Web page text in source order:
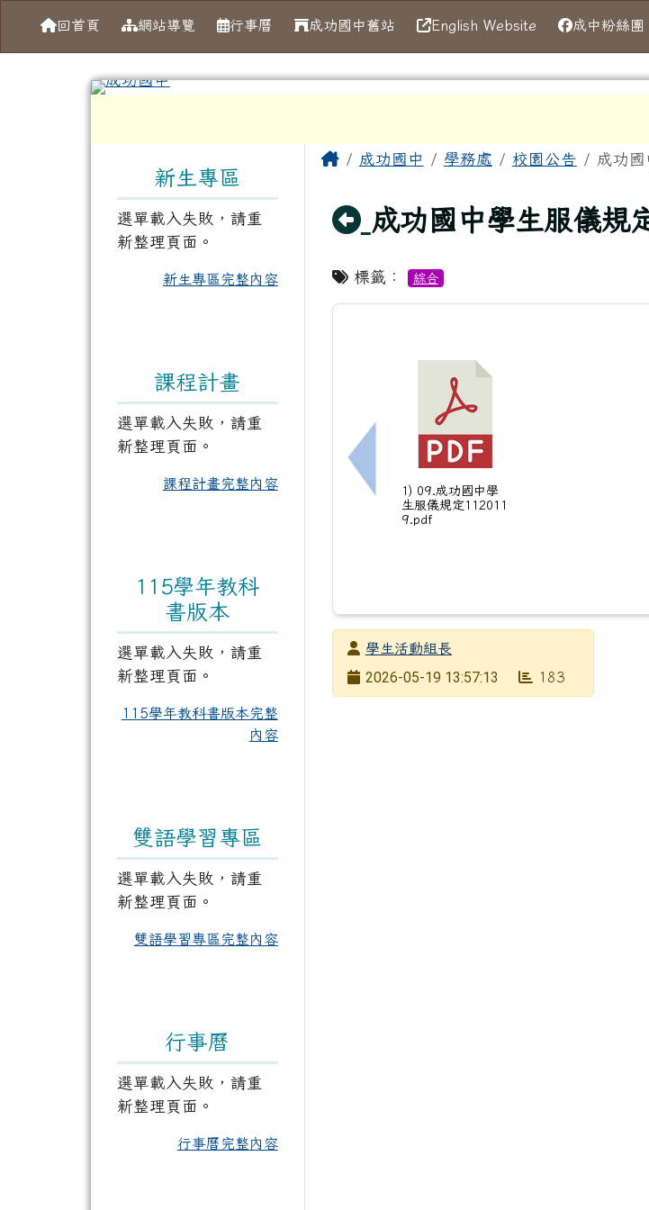
台南市成功國中
導覽列
回首頁 網站導覽 行事曆 成功國中舊站 English Website 成中粉絲團
左邊區域內容
新生專區
選單載入失敗，請重
新整理頁面。
新生專區完整內容
課程計畫
選單載入失敗，請重
新整理頁面。
課程計畫完整內容
115學年教科
書版本
選單載入失敗，請重
新整理頁面。
115學年教科書版本完整
內容
雙語學習專區
選單載入失敗，請重
新整理頁面。
雙語學習專區完整內容
行事曆
選單載入失敗，請重
新整理頁面。
行事曆完整內容
主內容區域
Home成功國中 學務處 校園公告 成功
回上頁
成功國中學生服儀規
標籤： 綜合
上一筆：轉知可疑詐騙網址、廣告通報
1) 09.成功國中學
生服儀規定112011
9.pdf
發布者學生活動組長
發布日期
2026-05-19 13:57:13 183
頁尾區域